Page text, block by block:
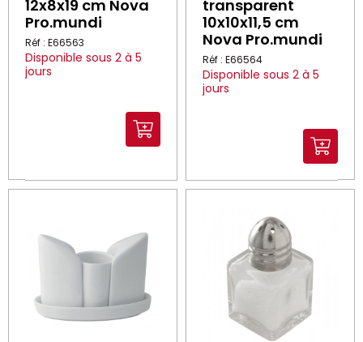
12x8x19 cm Nova
Pro.mundi
Réf : E66563
Disponible sous 2 à 5
jours
transparent
10x10x11,5 cm
Nova Pro.mundi
Réf : E66564
Disponible sous 2 à 5
jours